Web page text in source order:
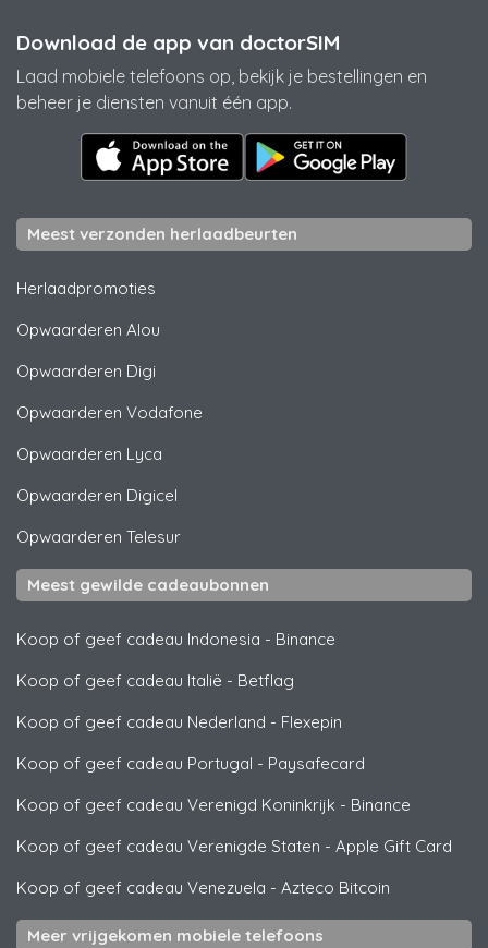
Download de app van doctorSIM
Laad mobiele telefoons op, bekijk je bestellingen en
beheer je diensten vanuit één app.
Meest verzonden herlaadbeurten
Herlaadpromoties
Opwaarderen Alou
Opwaarderen Digi
Opwaarderen Vodafone
Opwaarderen Lyca
Opwaarderen Digicel
Opwaarderen Telesur
Meest gewilde cadeaubonnen
Koop of geef cadeau Indonesia - Binance
Koop of geef cadeau Italië - Betflag
Koop of geef cadeau Nederland - Flexepin
Koop of geef cadeau Portugal - Paysafecard
Koop of geef cadeau Verenigd Koninkrijk - Binance
Koop of geef cadeau Verenigde Staten - Apple Gift Card
Koop of geef cadeau Venezuela - Azteco Bitcoin
Meer vrijgekomen mobiele telefoons